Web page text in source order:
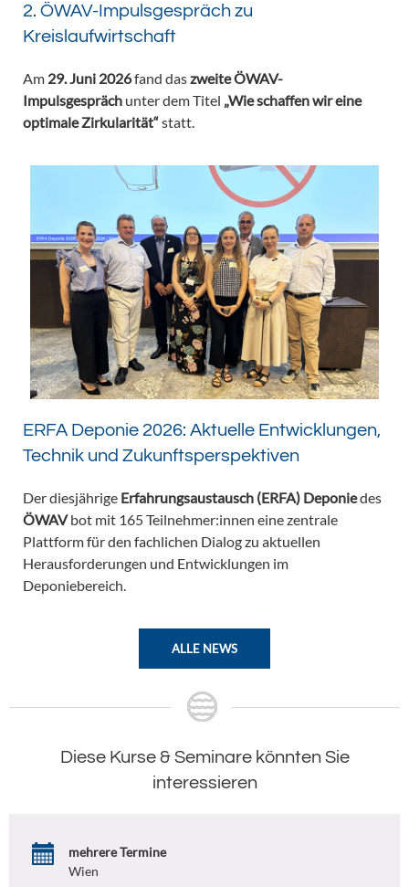
2. ÖWAV-Impulsgespräch zu
Kreislaufwirtschaft
Am 29. Juni 2026fand daszweite ÖWAV-
Impulsgespräch unter dem Titel „Wie schaffen wir eine
optimale Zirkularität“statt.
ERFA Deponie 2026: Aktuelle Entwicklungen,
Technik und Zukunftsperspektiven
Der diesjährige Erfahrungsaustausch (ERFA) Deponiedes
ÖWAVbot mit 165 Teilnehmer:innen eine zentrale
Plattform für den fachlichen Dialog zu aktuellen
Herausforderungen und Entwicklungen im
Deponiebereich.
ALLE NEWS
Diese Kurse & Seminare könnten Sie
interessieren
mehrere Termine
Wien